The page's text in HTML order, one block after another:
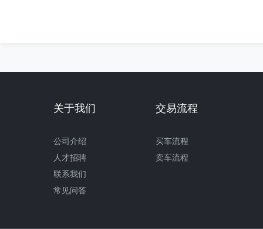
关于我们
公司介绍
人才招聘
联系我们
常见问答
交易流程
买车流程
卖车流程